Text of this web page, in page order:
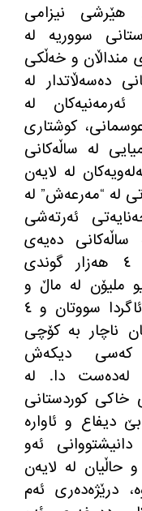
هێرشی نیزامی
سووریه
له
منداڵان و خهڵكی
دهسهڵاتدار
له
ئهرمهنیهكان له
كوشتاری
له ساڵهكانی
لهویهكان له لایهن
له ‌ “مهرعهش” له
نایهتی ئهرتهشی
ساڵهكانی دهیهی
‌٤ هه
زار گوندی
ملیۆن له ماڵ و
كانی ئاگردا سووتان و ٤
ناچار به ‌كۆچی
كهسی دیكهش
لهدهست دا. له
خاكی كوردستانی
دیفاع و ئاواره
‌دانیشتووانی ئهو
حاڵیان له لایهن
، درێژهدهری ئهم